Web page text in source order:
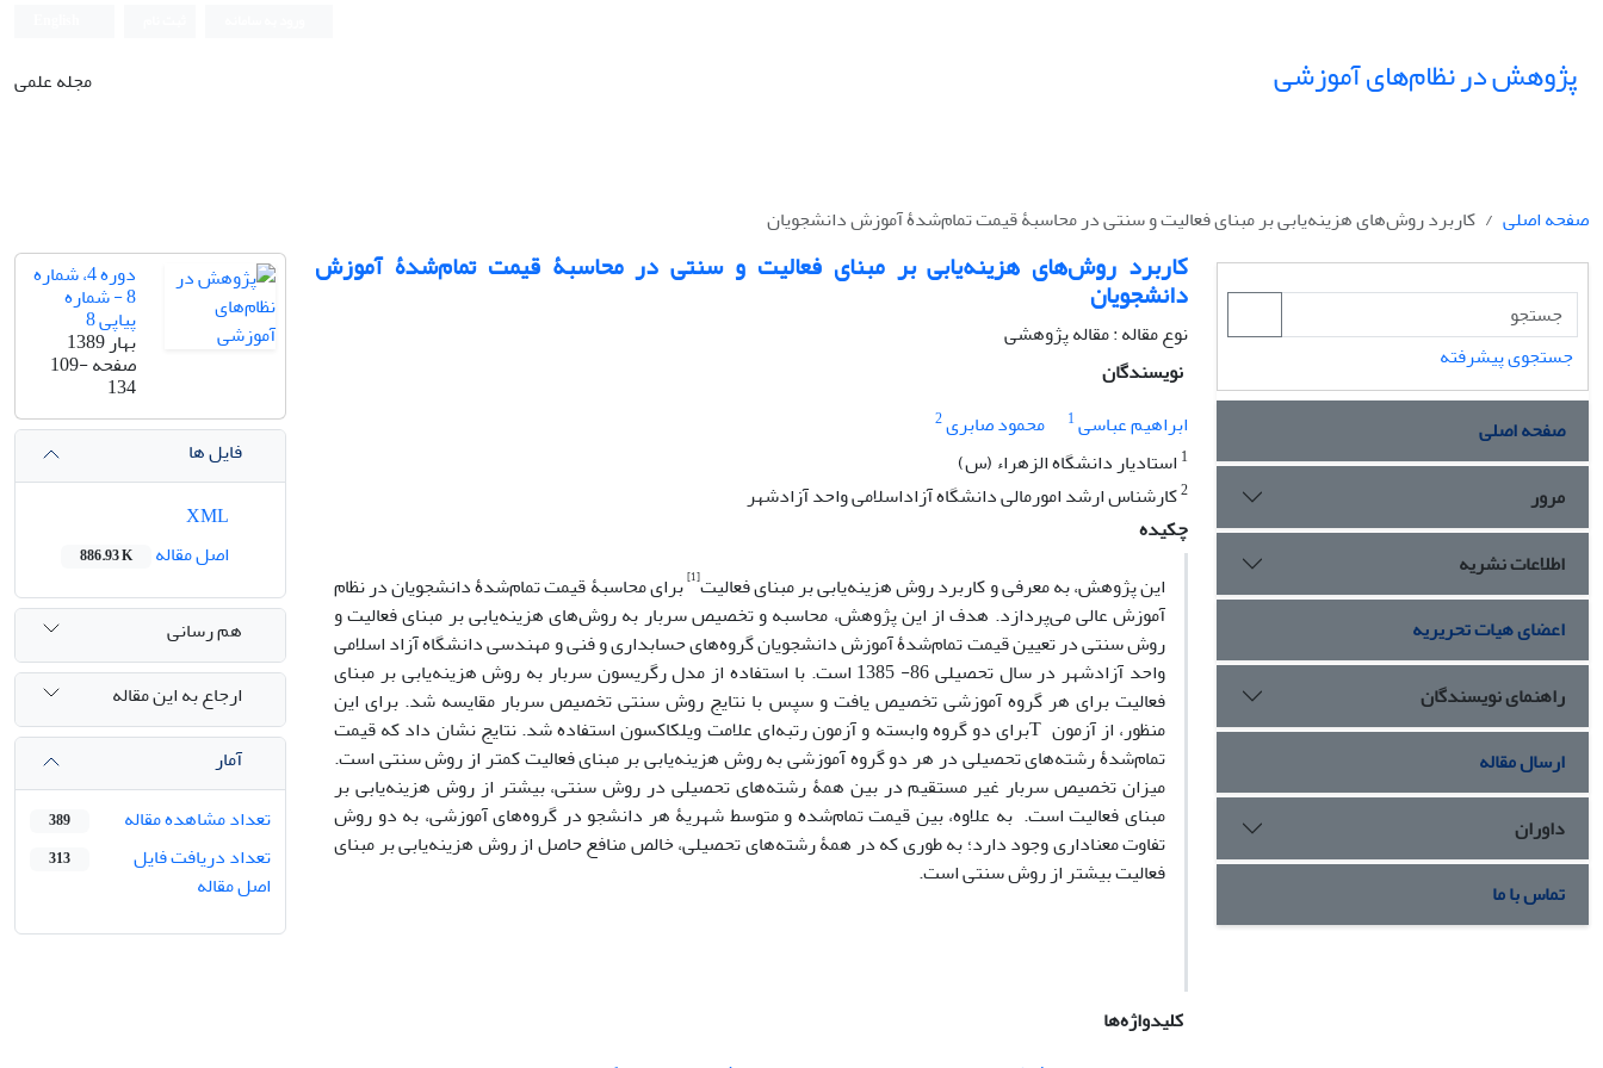
پژوهش در نظام‌های آموزشی مجله علمی
صفحه اصلی کاربرد روش‌های هزینه‌یابی بر مبنای فعالیت و سنتی در محاسبۀ قیمت تمام‌شدۀ آموزش دانشجویان
کاربرد روش‌های هزینه‌یابی بر مبنای فعالیت و سنتی در محاسبۀ قیمت تمام‌شدۀ آموزش
دانشجویان
نوع مقاله : مقاله پژوهشی
نویسندگان
ابراهیم عباسی1 محمود صابری2
1 استادیار دانشگاه الزهراء (س)
2کارشناس ارشد امورمالی دانشگاه آزاداسلامی واحد آزادشهر
چکیده
این پژوهش، به معرفی و کاربرد روش هزینه‌یابی بر مبنای فعالیت[1]
برای محاسبۀ قیمت تمام‌شدۀ دانشجویان در نظام
آموزش عالی می‌پردازد. هدف از این پژوهش، محاسبه و تخصیص سربار به روش‌های هزینه‌یابی بر مبنای فعالیت و
روش سنتی در تعیین قیمت ‌تمام‌شدۀ آموزش دانشجویان گروه‌های حسابداری و فنی و مهندسی دانشگاه آزاد اسلامی
واحد آزادشهر در سال تحصیلی 86- 1385 است. با استفاده از مدل رگریسون سربار به روش هزینه‌یابی بر مبنای
فعالیت برای هر گروه آموزشی تخصیص یافت و سپس با نتایج روش سنتی تخصیص سربار مقایسه شد. برای این
منظور، از آزمون Tبرای دو گروه وابسته و آزمون رتبه‌ای علامت ویلکاکسون استفاده شد. نتایج نشان داد که قیمت
تمام‌شدۀ رشته‌های تحصیلی در هر دو گروه آموزشی به روش هزینه‌یابی بر مبنای فعالیت کمتر از روش سنتی است.
میزان تخصیص سربار غیر مستقیم در بین همۀ رشته‌های تحصیلی در روش سنتی، بیشتر از روش هزینه‌یابی بر
مبنای فعالیت است. به علاوه، بین قیمت تمام‌شده و متوسط شهریۀ هر دانشجو در گروه‌های آموزشی، به دو روش
تفاوت معنا‌داری وجود دارد؛ به طوری که در همۀ رشته‌های تحصیلی، خالص منافع حاصل از روش هزینه‌یابی بر مبنای
فعالیت بیشتر از روش سنتی است.
کلیدواژه‌ها
دوره 4، شماره
8 - شماره
پیاپی 8
بهار 1389
صفحه109-
134
فایل ها
اصل مقاله
886.93 K
هم رسانی
ارجاع به این مقاله
آمار
تعداد مشاهده مقاله
389
تعداد دریافت فایل
اصل مقاله
313
جستجوی پیشرفته
صفحه اصلی
مرور
اطلاعات نشریه
اعضای هیات تحریریه
راهنمای نویسندگان
ارسال مقاله
داوران
تماس با ما